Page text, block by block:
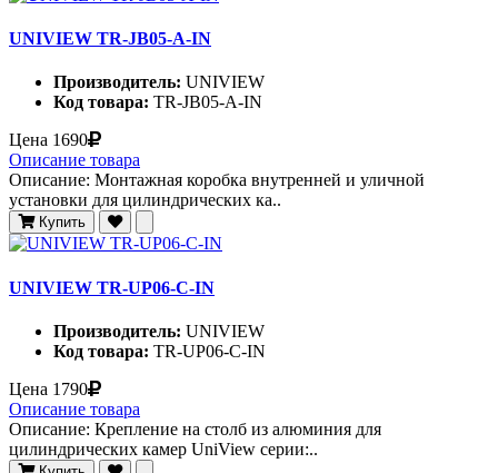
UNIVIEW TR-JB05-A-IN
Производитель: UNIVIEW
Код товара: TR-JB05-A-IN
Цена 1690
Описание товара
Описание: Монтажная коробка внутренней и уличной
установки для цилиндрических ка..
Купить
UNIVIEW TR-UP06-C-IN
Производитель: UNIVIEW
Код товара: TR-UP06-C-IN
Цена 1790
Описание товара
Описание: Крепление на столб из алюминия для
цилиндрических камер UniView серии:..